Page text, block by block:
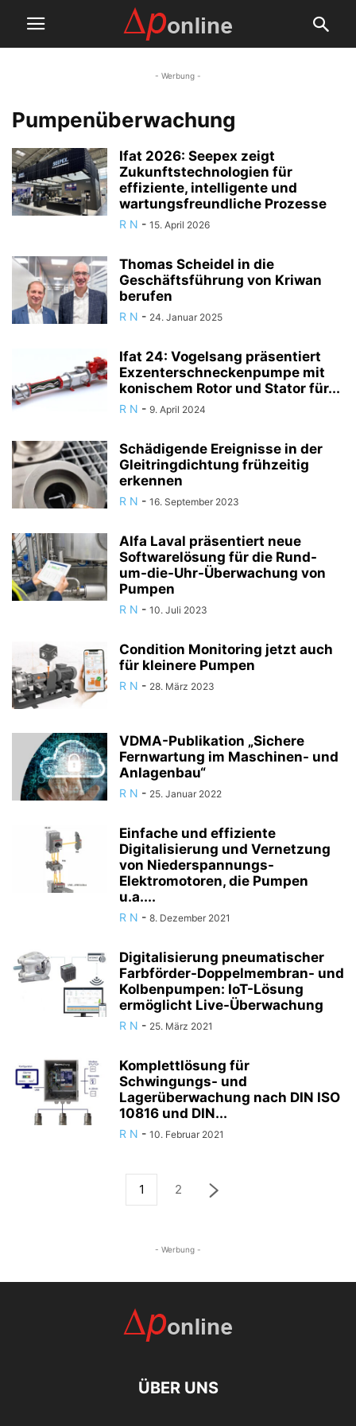
- Werbung -
Pumpenüberwachung
Ifat 2026: Seepex zeigt
Zukunftstechnologien für
effiziente, intelligente und
wartungsfreundliche Prozesse
R N - 15. April 2026
Thomas Scheidel in die
Geschäftsführung von Kriwan
berufen
R N - 24. Januar 2025
Ifat 24: Vogelsang präsentiert
Exzenterschneckenpumpe mit
konischem Rotor und Stator für...
R N - 9. April 2024
Schädigende Ereignisse in der
Gleitringdichtung frühzeitig
erkennen
R N - 16. September 2023
Alfa Laval präsentiert neue
Softwarelösung für die Rund-
um-die-Uhr-Überwachung von
Pumpen
R N - 10. Juli 2023
Condition Monitoring jetzt auch
für kleinere Pumpen
R N - 28. März 2023
VDMA-Publikation „Sichere
Fernwartung im Maschinen- und
Anlagenbau“
R N - 25. Januar 2022
Einfache und effiziente
Digitalisierung und Vernetzung
von Niederspannungs-
Elektromotoren, die Pumpen
u.a....
R N - 8. Dezember 2021
Digitalisierung pneumatischer
Farbförder-Doppelmembran- und
Kolbenpumpen: IoT-Lösung
ermöglicht Live-Überwachung
R N - 25. März 2021
Komplettlösung für
Schwingungs- und
Lagerüberwachung nach DIN ISO
10816 und DIN...
R N - 10. Februar 2021
1 2
- Werbung -
ÜBER UNS